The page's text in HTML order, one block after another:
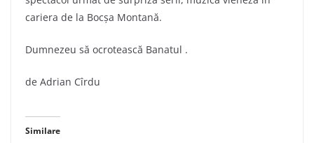
cariera de la Bocșa Montană.
Dumnezeu să ocrotească Banatul .
de Adrian Cîrdu
Similare